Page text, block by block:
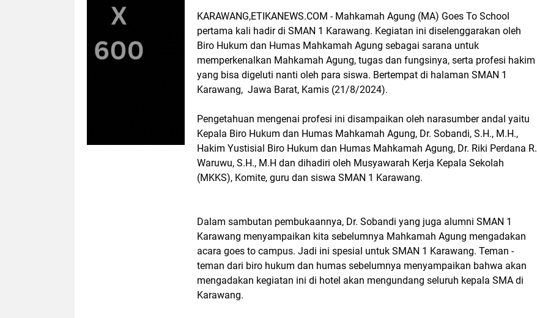
KARAWANG,ETIKANEWS.COM - Mahkamah Agung (MA) Goes To School
pertama kali hadir di SMAN 1 Karawang. Kegiatan ini diselenggarakan oleh
Biro Hukum dan Humas Mahkamah Agung sebagai sarana untuk
memperkenalkan Mahkamah Agung, tugas dan fungsinya, serta profesi hakim
yang bisa digeluti nanti oleh para siswa. Bertempat di halaman SMAN 1
Karawang, Jawa Barat, Kamis (21/8/2024).
Pengetahuan mengenai profesi ini disampaikan oleh narasumber andal yaitu
Kepala Biro Hukum dan Humas Mahkamah Agung, Dr. Sobandi, S.H., M.H.,
Hakim Yustisial Biro Hukum dan Humas Mahkamah Agung, Dr. Riki Perdana R.
Waruwu, S.H., M.H dan dihadiri oleh Musyawarah Kerja Kepala Sekolah
(MKKS), Komite, guru dan siswa SMAN 1 Karawang.
Dalam sambutan pembukaannya, Dr. Sobandi yang juga alumni SMAN 1
Karawang menyampaikan kita sebelumnya Mahkamah Agung mengadakan
acara goes to campus. Jadi ini spesial untuk SMAN 1 Karawang. Teman -
teman dari biro hukum dan humas sebelumnya menyampaikan bahwa akan
mengadakan kegiatan ini di hotel akan mengundang seluruh kepala SMA di
Karawang.